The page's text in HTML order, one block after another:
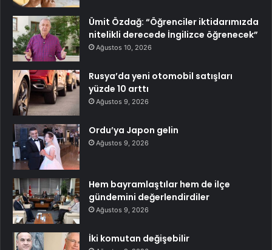
Ümit Özdağ: “Öğrenciler iktidarımızda
nitelikli derecede İngilizce öğrenecek”
Ağustos 10, 2026
Rusya’da yeni otomobil satışları
yüzde 10 arttı
Ağustos 9, 2026
Ordu’ya Japon gelin
Ağustos 9, 2026
Hem bayramlaştılar hem de ilçe
gündemini değerlendirdiler
Ağustos 9, 2026
İki komutan değişebilir